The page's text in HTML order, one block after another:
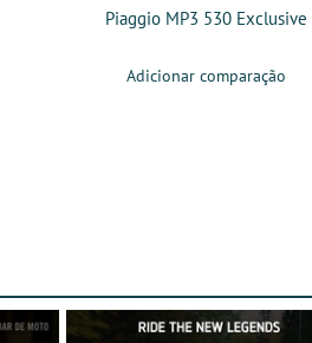
Piaggio MP3 530 Exclusive
Adicionar comparação